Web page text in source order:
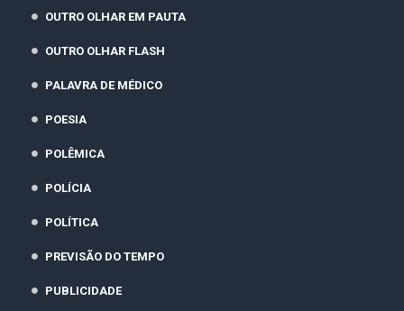
OUTRO OLHAR EM PAUTA
OUTRO OLHAR FLASH
PALAVRA DE MÉDICO
POESIA
POLÊMICA
POLÍCIA
POLÍTICA
PREVISÃO DO TEMPO
PUBLICIDADE